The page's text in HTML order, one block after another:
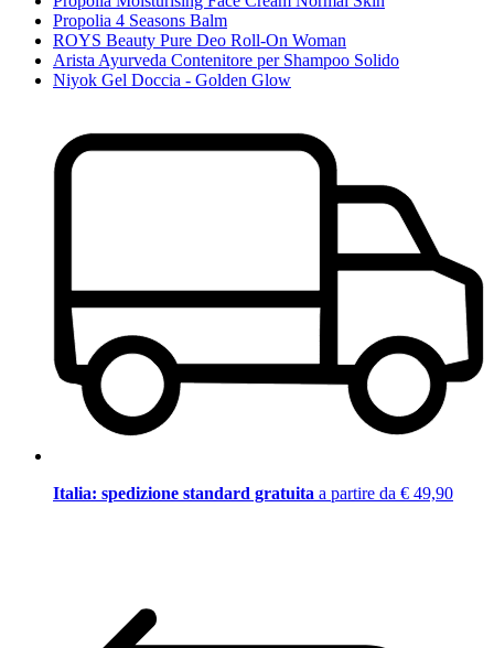
Propolia 4 Seasons Balm
ROYS Beauty Pure Deo Roll-On Woman
Arista Ayurveda Contenitore per Shampoo Solido
Niyok Gel Doccia - Golden Glow
Italia: spedizione standard gratuita a partire da € 49,90